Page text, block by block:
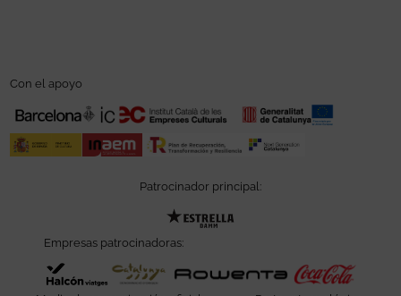
Con el apoyo
Patrocinador principal:
Empresas patrocinadoras:
Abre en nueva ventana
Abre en nueva ventanaAbre en nueva